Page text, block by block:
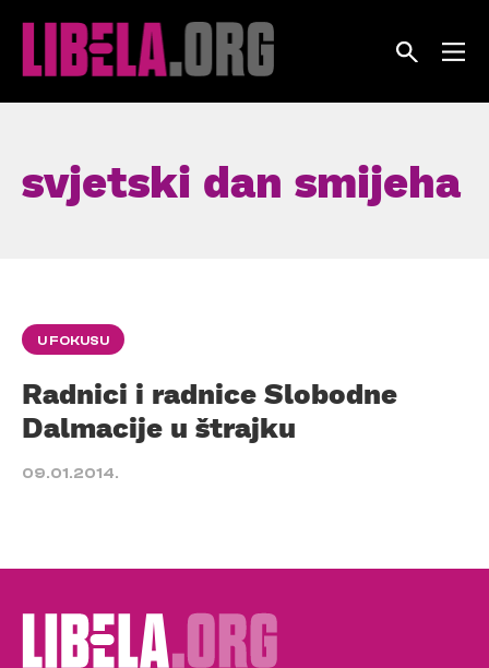
svjetski dan smijeha
U FOKUSU
Radnici i radnice Slobodne
Dalmacije u štrajku
09.01.2014.